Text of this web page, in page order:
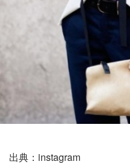
出典：instagram